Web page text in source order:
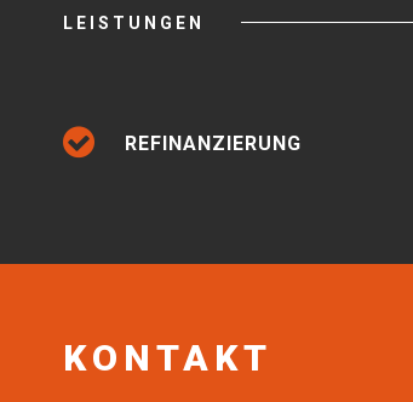
LEISTUNGEN
REFINANZIERUNG
KONTAKT